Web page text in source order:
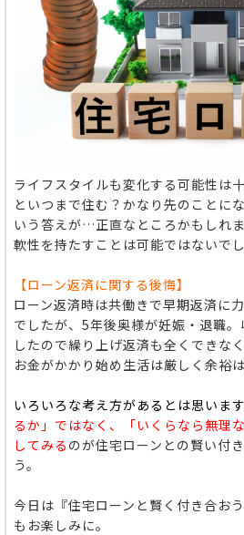
ライフスタイルも変化する可能性は
といつまで住む？かなり先のことに
いう答えが…正直なところかもしれ
軟性を持たすことは可能ではないで
【ローン返済に関する後悔】
ローン返済時は共働きで早期返済に
でしたが、5年後奥様が妊娠・退職
したので繰り上げ返済も全くできな
お金がかかり始め生活は厳しく余裕
いろいろな考え方があるとは思いま
るか」ではなく、「いくらなら無理
してみる のが住宅ローンとの賢い付
う。
今日は『住宅ローンと賢く付き合お
もお楽しみに。